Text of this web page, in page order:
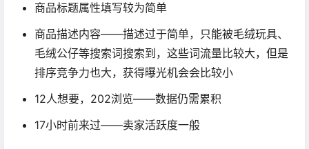
商品标题属性填写较为简单
商品描述内容——描述过于简单，只能被毛绒玩具、
毛绒公仔等搜索词搜索到，这些词流量比较大，但是
排序竞争力也大，获得曝光机会会比较小
12人想要，202浏览——数据仍需累积
17小时前来过——卖家活跃度一般